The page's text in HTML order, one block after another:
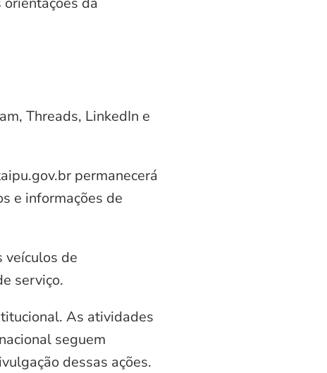
Threads, LinkedIn e
permanecerá
e informações de
veículos de
serviço.
As atividades
seguem
dessas ações.